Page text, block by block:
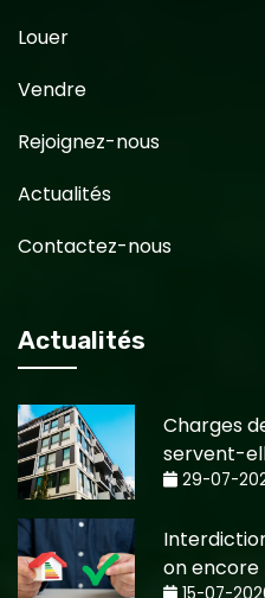
Louer
Vendre
Rejoignez-nous
Actualités
Contactez-nous
Actualités
Charges
servent-
29-07-
on encore